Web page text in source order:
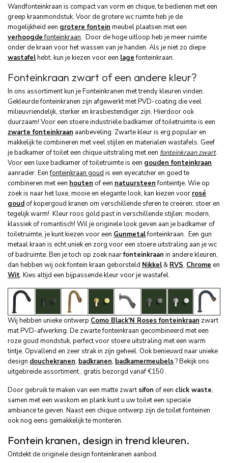
Wandfonteinkraan is compact van vorm en chique, te bedienen met een
greep kraanmondstuk. Voor de grotere wc ruimte heb je de
mogelijkheid een grotere fontein meubel plaatsen met een
verhoogdefonteinkraan. Door de hoge uitloop heb je meer ruimte
onder de kraan voor het wassen van je handen. Als je niet zo diepe
wastafelhebt, kun je kiezen voor een lagefonteinkraan.
Fonteinkraan zwart of een andere kleur?
In ons assortiment kun je Fonteinkranen met trendy kleuren vinden.
Gekleurde fonteinkranen zijn afgewerkt met PVD-coating die veel
milieuvriendelijk, sterker en krasbestendiger zijn. Hierdoor ook
duurzaam! Voor een stoere industriële badkamer of toiletruimte is een
zwarte fonteinkraan aanbeveling. Zwarte kleur is erg populair en
makkelijk te combineren met veel stijlen en materialen wastafels. Geef
je badkamer of toilet een chique uitstraling met een fonteinkraan zwart.
Voor een luxe badkamer of toiletruimte is een gouden fonteinkraan
aanrader. Eenfonteinkraan goud is een eyecatcher en goed te
combineren met een houten of een natuursteenfonteintje. Wie op
zoek is naar het luxe, mooie en elegante look, kan kiezen voor rosé
goudof kopergoud kranen om verschillende sferen te creëren; stoer en
tegelijk warm! Kleur roos gold past in verschillende stijlen: modern,
klassiek of romantisch! Wil je originele look geven aan je badkamer of
toiletruimte, je kunt kiezen voor een Gunmetalfonteinkraan. Een gun
metaal kraan is echt uniek en zorg voor een stoere uitstraling aan je wc
of badruimte. Ben je toch op zoek naarfonteinkraan in andere kleuren,
dan hebben wij ook fontein kraan geborsteld Nikkel& RVS, Chrome en
Wit. Kies altijd een bijpassende kleur voor je wastafel.
Wij hebben unieke ontwerp Como Black'N Roses fonteinkraan zwart
mat PVD-afwerking. De zwarte fonteinkraan gecombineerd met een
roze goud mondstuk, perfect voor stoere uitstraling met een warm
tintje. Opvallend en zeer strak in zijn geheel. Ook benieuwd naar unieke
design douchekranen, badkranen, badkamermeubels? Bekijk ons
uitgebreide assortiment , gratis bezorgd vanaf €150 .
Door gebruik te maken van een matte zwartsifon of een click waste,
samen met een waskom en plank kunt u uw toilet een speciale
ambiance te geven. Naast een chique ontwerp zijn de toilet fonteinen
ook nog eens gemakkelijk te monteren.
Fontein kranen, design in trend kleuren.
Ontdekt de originele design fonteinkranen aanbod.